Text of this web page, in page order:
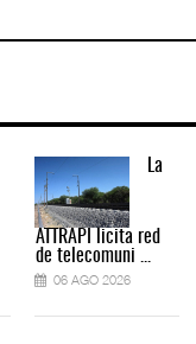
La
ATTRAPI licita red
de telecomuni ...
06 AGO 2026